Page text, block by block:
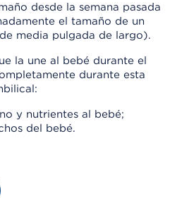
desde la semana pasada
el tamaño de un
media pulgada de largo).
la une al bebé durante el
durante esta
y nutrientes al bebé;
del bebé.